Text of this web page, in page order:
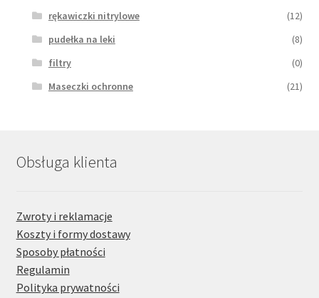
rękawiczki nitrylowe
(12)
pudełka na leki
(8)
filtry
(0)
Maseczki ochronne
(21)
Obsługa klienta
Zwroty i reklamacje
Koszty i formy dostawy
Sposoby płatności
Regulamin
Polityka prywatności